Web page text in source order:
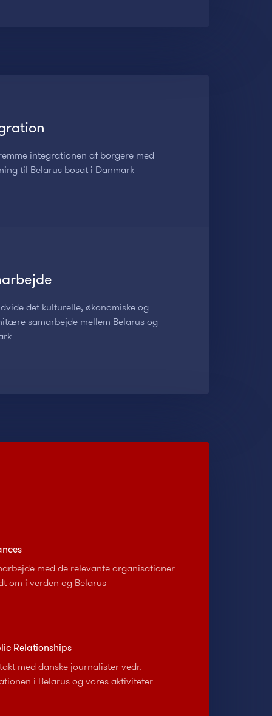
integrationen af borgere med
til Belarus bosat i Danmark
det kulturelle, økonomiske og
samarbejde mellem Belarus og
med de relevante organisationer
om i verden og Belarus
Relationships
med danske journalister vedr.
i Belarus og vores aktiviteter